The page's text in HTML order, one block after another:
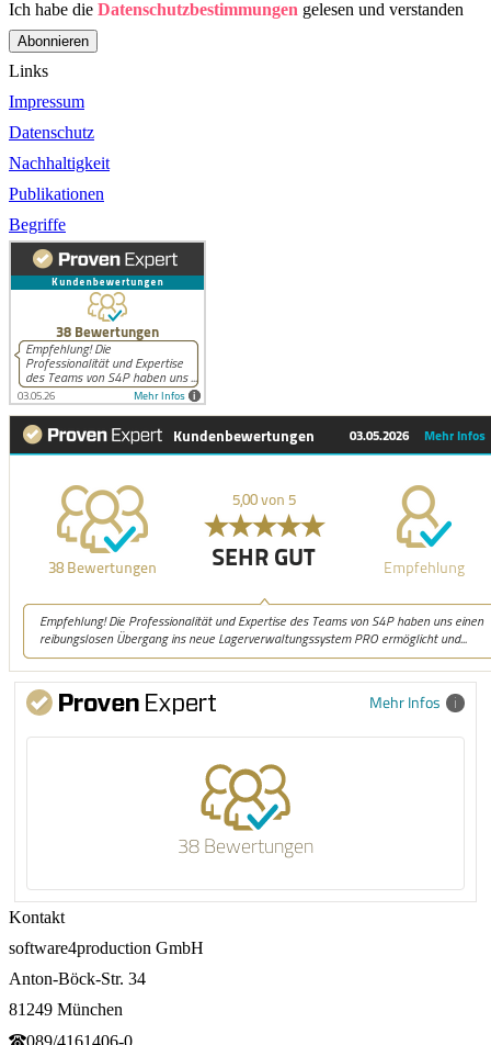
Ich habe die Datenschutzbestimmungen gelesen und verstanden
Abonnieren
Links
Impressum
Datenschutz
Nachhaltigkeit
Publikationen
Begriffe
Mehr Infos
38 Bewertungen
Kontakt
software4production GmbH
Anton-Böck-Str. 34
81249 München
089/4161406-0